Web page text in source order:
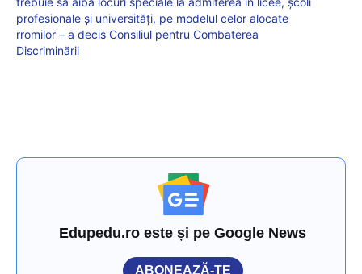
profesionale și universități, pe modelul celor alocate
rromilor – a decis Consiliul pentru Combaterea
Discriminării
Edupedu.ro este și pe Google News
ABONEAZĂ-TE